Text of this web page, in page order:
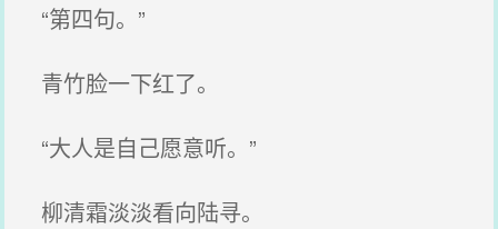
“第四句。”
青竹脸一下红了。
“大人是自己愿意听。”
柳清霜淡淡看向陆寻。